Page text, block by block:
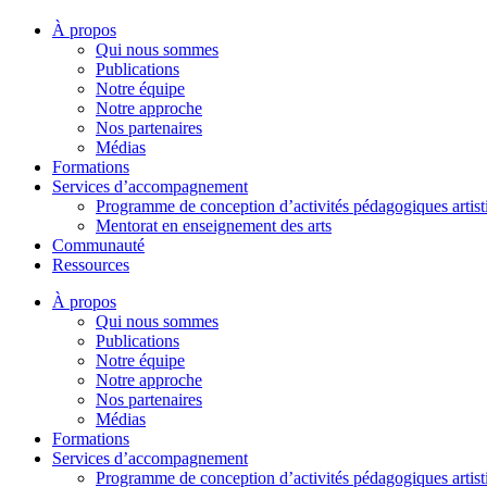
À propos
Qui nous sommes
Publications
Notre équipe
Notre approche
Nos partenaires
Médias
Formations
Services d’accompagnement
Programme de conception d’activités pédagogiques
Mentorat en enseignement des arts
Communauté
Ressources
À propos
Qui nous sommes
Publications
Notre équipe
Notre approche
Nos partenaires
Médias
Formations
Services d’accompagnement
Programme de conception d’activités pédagogiques